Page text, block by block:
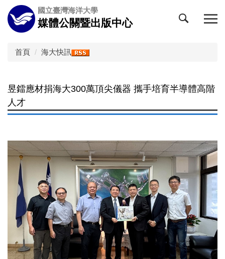
跳
到
主
國立臺灣海洋大學
媒體公關暨出版中心
首頁 海大快訊
昱鐳應材捐海大300萬頂尖儀器 攜手培育半導體高階
人才